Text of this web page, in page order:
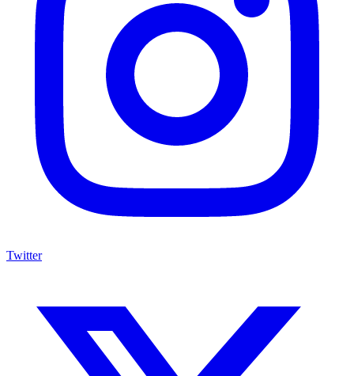
Twitter